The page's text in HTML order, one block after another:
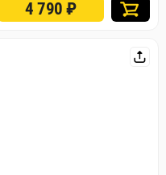
4 790₽